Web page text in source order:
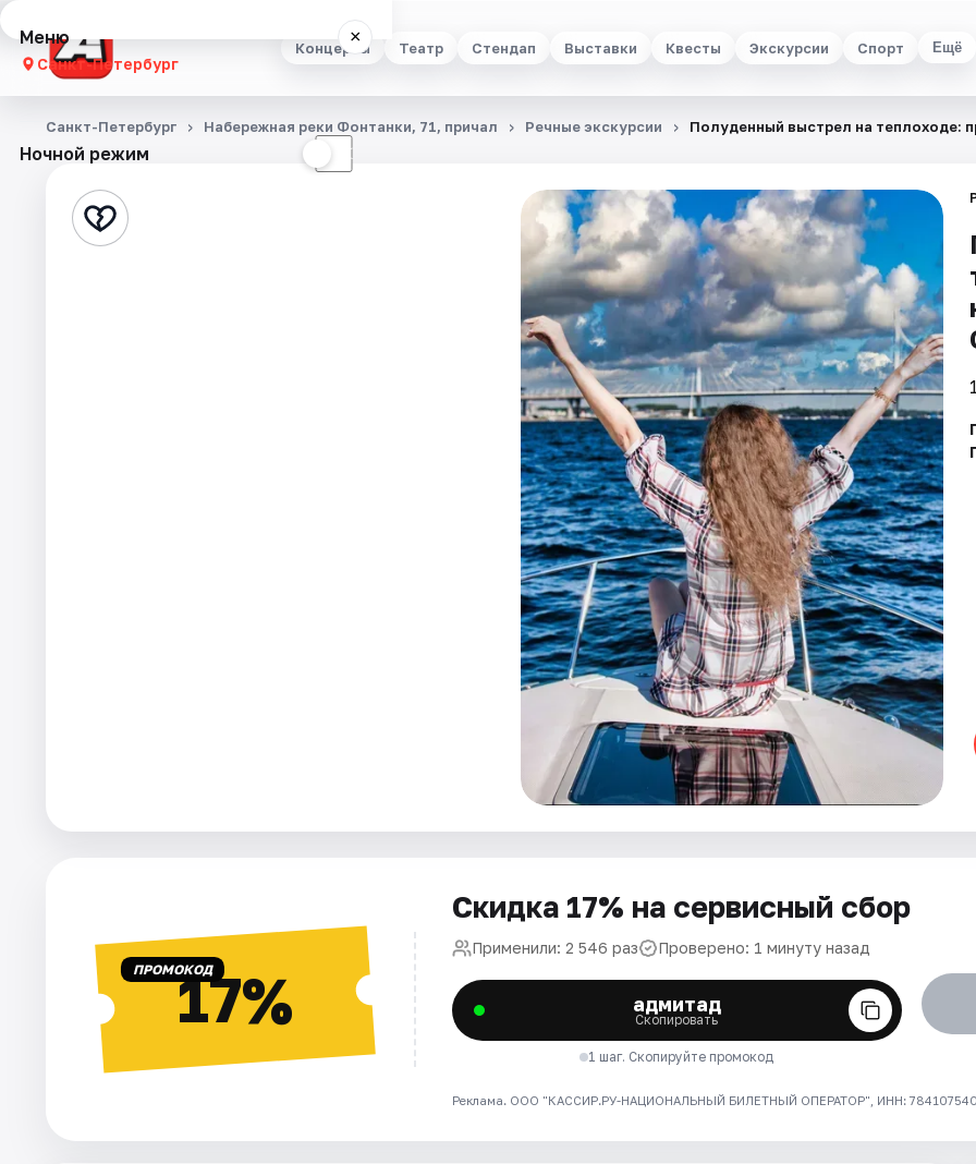
Концерты Театр Стендап Выставки Квесты Экскурсии Спорт Ещё
Меню ×
Санкт-Петербург
Концерты
Стендап
Ночной режим ☾
Санкт-Петербург Набережная реки Фонтанки, 71, причал Речные экскурсии Полуденный выстрел на теплоходе:
ПРОМОКОД17%
Скидка 17% на сервисный сбор
Применили: 2 546 раз Проверено: 1 минуту назад
адмитад
Скопировать
1 шаг. Скопируйте промокод
Реклама. ООО "КАССИР.РУ-НАЦИОНАЛЬНЫЙ БИЛЕТНЫЙ ОПЕРАТОР", ИНН: 7841075409